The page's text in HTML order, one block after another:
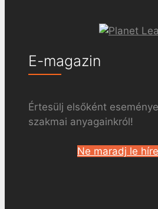
E-magazin
Értesülj elsőként
szakmai anyagainkról!
Ne maradj le